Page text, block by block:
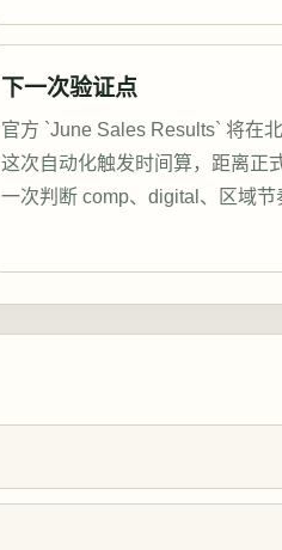
下一次验证点
官方 `June Sales Results` 将在
这次自动化触发时间算，距离正
一次判断 comp、digital、区域节